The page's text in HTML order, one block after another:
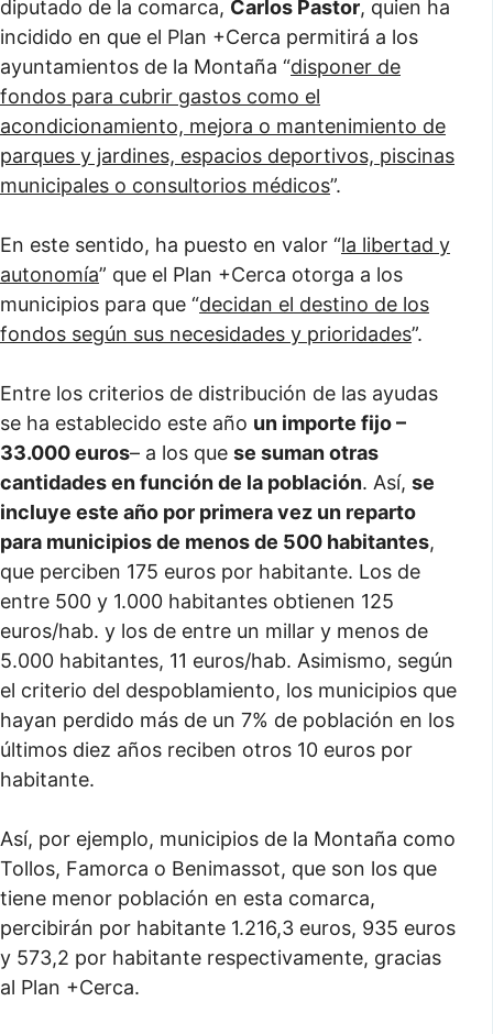
diputado de la comarca, Carlos Pastor, quien ha
incidido en que el Plan +Cerca permitirá a los
ayuntamientos de la Montaña “disponer de
fondos para cubrir gastos como el
acondicionamiento, mejora o mantenimiento de
parques y jardines, espacios deportivos, piscinas
municipales o consultorios médicos”.
En este sentido, ha puesto en valor “la libertad y
autonomía” que el Plan +Cerca otorga a los
municipios para que “decidan el destino de los
fondos según sus necesidades y prioridades”.
Entre los criterios de distribución de las ayudas
se ha establecido este año un importe fijo –
33.000 euros– a los que se suman otras
cantidades en función de la población. Así, se
incluye este año por primera vez un reparto
para municipios de menos de 500 habitantes,
que perciben 175 euros por habitante. Los de
entre 500 y 1.000 habitantes obtienen 125
euros/hab. y los de entre un millar y menos de
5.000 habitantes, 11 euros/hab. Asimismo, según
el criterio del despoblamiento, los municipios que
hayan perdido más de un 7% de población en los
últimos diez años reciben otros 10 euros por
habitante.
Así, por ejemplo, municipios de la Montaña como
Tollos, Famorca o Benimassot, que son los que
tiene menor población en esta comarca,
percibirán por habitante 1.216,3 euros, 935 euros
y 573,2 por habitante respectivamente, gracias
al Plan +Cerca.